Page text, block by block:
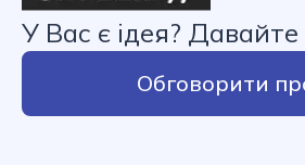
У Вас є ідея?
Обговорити